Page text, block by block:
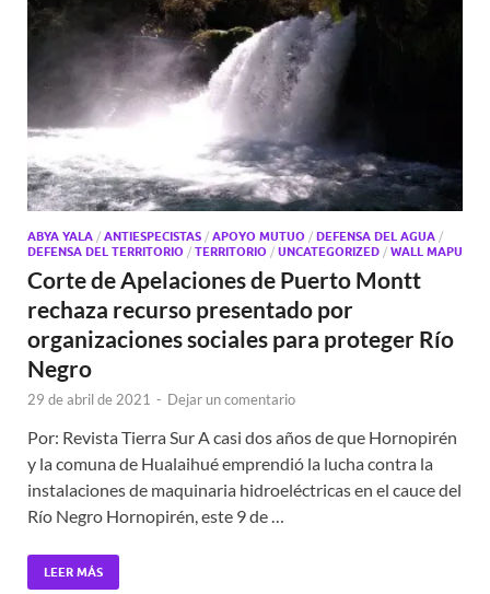
ABYA YALA / ANTIESPECISTAS / APOYO MUTUO / DEFENSA DEL AGUA /
DEFENSA DEL TERRITORIO / TERRITORIO / UNCATEGORIZED / WALL MAPU
Corte de Apelaciones de Puerto Montt
rechaza recurso presentado por
organizaciones sociales para proteger Río
Negro
29 de abril de 2021 - Dejar un comentario
Por: Revista Tierra Sur A casi dos años de que Hornopirén
y la comuna de Hualaihué emprendió la lucha contra la
instalaciones de maquinaria hidroeléctricas en el cauce del
Río Negro Hornopirén, este 9 de …
LEER MÁS